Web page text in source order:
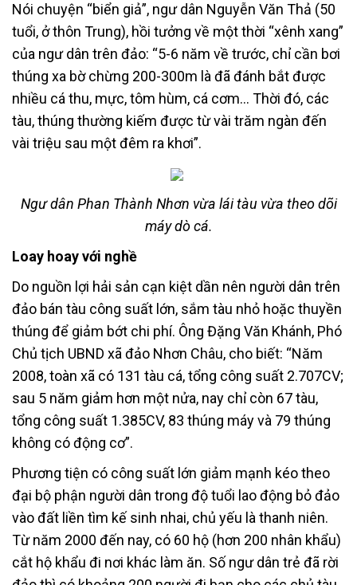
Nói chuyện “biển giả”, ngư dân Nguyễn Văn Thả (50
tuổi, ở thôn Trung), hồi tưởng về một thời “xênh xang”
của ngư dân trên đảo: “5-6 năm về trước, chỉ cần bơi
thúng xa bờ chừng 200-300m là đã đánh bắt được
nhiều cá thu, mực, tôm hùm, cá cơm… Thời đó, các
tàu, thúng thường kiếm được từ vài trăm ngàn đến
vài triệu sau một đêm ra khơi”.
Ngư dân Phan Thành Nhơn vừa lái tàu vừa theo dõi
máy dò cá.
Loay hoay với nghề
Do nguồn lợi hải sản cạn kiệt dần nên người dân trên
đảo bán tàu công suất lớn, sắm tàu nhỏ hoặc thuyền
thúng để giảm bớt chi phí. Ông Đặng Văn Khánh, Phó
Chủ tịch UBND xã đảo Nhơn Châu, cho biết: “Năm
2008, toàn xã có 131 tàu cá, tổng công suất 2.707CV;
sau 5 năm giảm hơn một nửa, nay chỉ còn 67 tàu,
tổng công suất 1.385CV, 83 thúng máy và 79 thúng
không có động cơ”.
Phương tiện có công suất lớn giảm mạnh kéo theo
đại bộ phận người dân trong độ tuổi lao động bỏ đảo
vào đất liền tìm kế sinh nhai, chủ yếu là thanh niên.
Từ năm 2000 đến nay, có 60 hộ (hơn 200 nhân khẩu)
cắt hộ khẩu đi nơi khác làm ăn. Số ngư dân trẻ đã rời